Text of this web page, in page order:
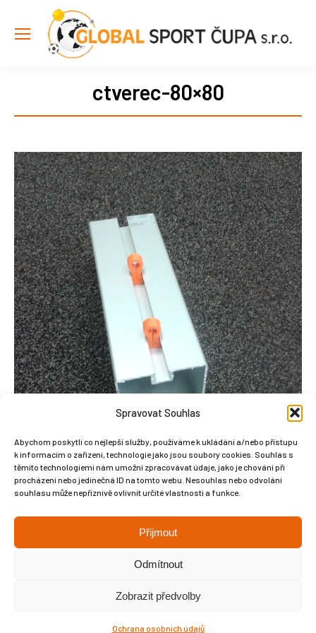
Spravovat Souhlas
Abychom poskytli co nejlepší služby, používáme k ukládání a/nebo přístupu
k informacím o zařízení, technologie jako jsou soubory cookies. Souhlas s
těmito technologiemi nám umožní zpracovávat údaje, jako je chování při
procházení nebo jedinečná ID na tomto webu. Nesouhlas nebo odvolání
souhlasu může nepříznivě ovlivnit určité vlastnosti a funkce.
Přijmout
Odmítnout
Zobrazit předvolby
Ochrana osobních údajů
ctverec-80×80
Tvorba webových stránek